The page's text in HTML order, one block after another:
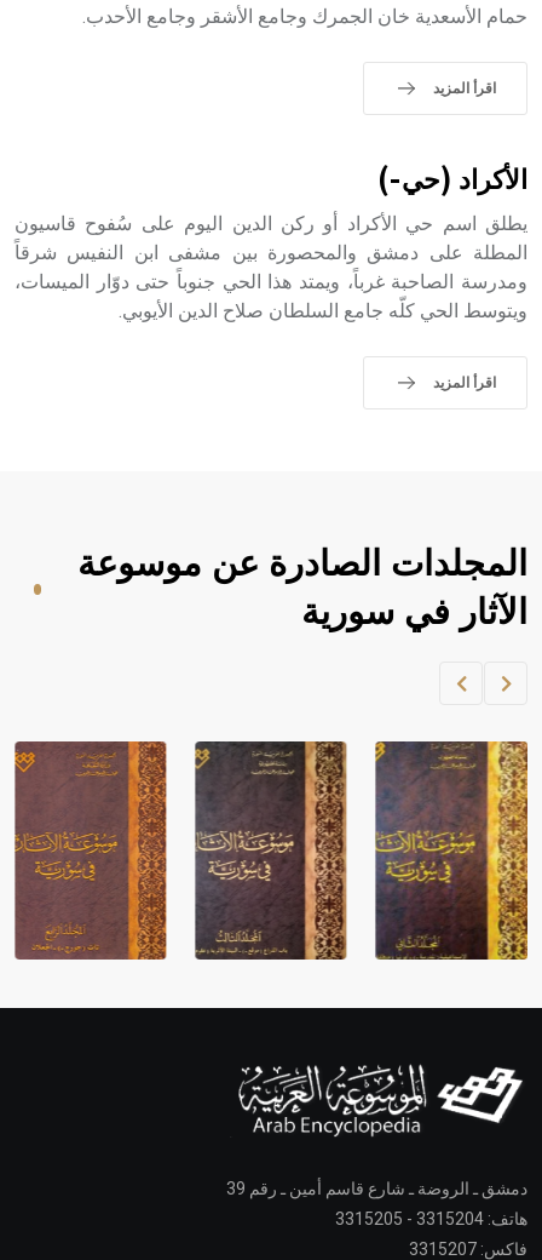
التاسع، وهم ينتسبون إلى أسرة أوسروين
sign تكتب منفصلة غير متصلة، وتعتمد المبدأ الأكوروفوني،
حيث تقتصر القيمة الصوتية للعلامة الك
حمام الأسعدية خان الجمرك وجامع الأشقر وجامع الأحدب.
اقرأ المزيد
الأكراد (حي-)
يطلق اسم حي الأكراد أو ركن الدين اليوم على سُفوح قاسيون
المطلة على دمشق والمحصورة بين مشفى ابن النفيس شرقاً
ومدرسة الصاحبة غرباً، ويمتد هذا الحي جنوباً حتى دوّار الميسات،
ويتوسط الحي كلّه جامع السلطان صلاح الدين الأيوبي.
اقرأ المزيد
المجلدات الصادرة عن موسوعة
الآثار في سورية
دمشق ـ الروضة ـ شارع قاسم أمين ـ رقم 39
هاتف: 3315204 - 3315205
فاكس: 3315207